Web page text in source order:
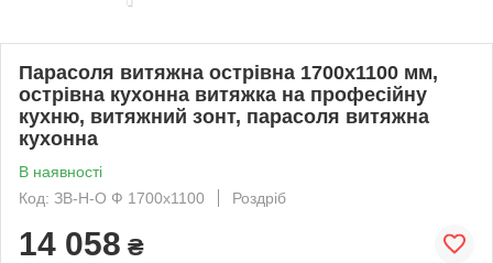
Парасоля витяжна острівна 1700х1100 мм,
острівна кухонна витяжка на професійну
кухню, витяжний зонт, парасоля витяжна
кухонна
В наявності
Код: ЗВ-Н-О Ф 1700х1100
Роздріб
14 058 ₴